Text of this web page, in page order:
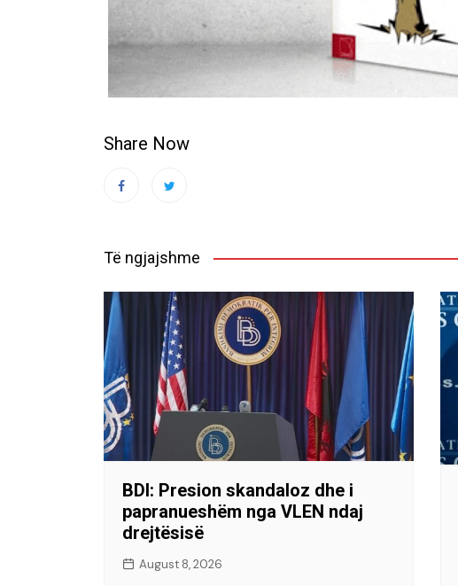
Share Now
Të ngjajshme
BDI: Presion skandaloz dhe i
papranueshëm nga VLEN ndaj
drejtësisë
August 8, 2026